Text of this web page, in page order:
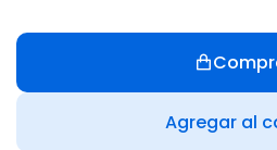
Agregar al